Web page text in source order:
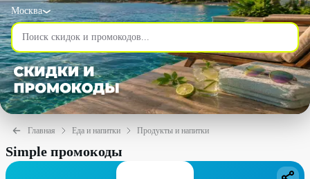
Москва
Главная Еда и напитки Продукты и напитки
Simple промокоды